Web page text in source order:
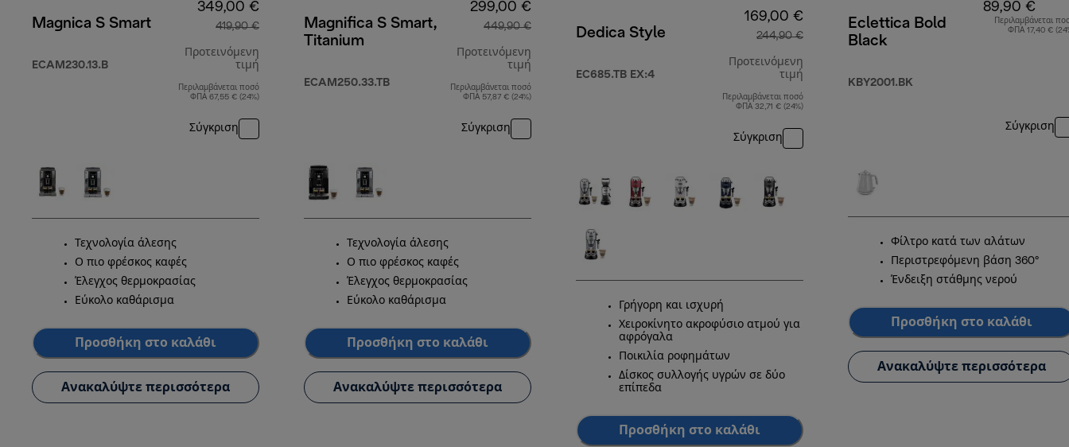
Magnica S Smart
ECAM230.13.B
349,00 €
419,90 €
Προτεινόμενη
τιμή
αρχική τιμή 419,90 €
Περιλαμβάνεται ποσό
ΦΠΑ 67,55 € (24%)
Σύγκριση
Τεχνολογία άλεσης
Ο πιο φρέσκος καφές
Έλεγχος θερμοκρασίας
Εύκολο καθάρισμα
Προσθήκη στο καλάθι
Ανακαλύψτε περισσότερα
Magnifica S Smart,
Titanium
ECAM250.33.TB
299,00 €
449,90 €
Προτεινόμενη
τιμή
αρχική τιμή 449,90 €
Περιλαμβάνεται ποσό
ΦΠΑ 57,87 € (24%)
Σύγκριση
Τεχνολογία άλεσης
Ο πιο φρέσκος καφές
Έλεγχος θερμοκρασίας
Εύκολο καθάρισμα
Προσθήκη στο καλάθι
Ανακαλύψτε περισσότερα
Dedica Style
EC685.TB EX:4
169,00 €
244,90 €
Προτεινόμενη
τιμή
αρχική τιμή 244,90 €
Περιλαμβάνεται ποσό
ΦΠΑ 32,71 € (24%)
Σύγκριση
Γρήγορη και ισχυρή
Χειροκίνητο ακροφύσιο ατμού για
αφρόγαλα
Ποικιλία ροφημάτων
Δίσκος συλλογής υγρών σε δύο
επίπεδα
Προσθήκη στο καλάθι
Eclettica Bold
Black
KBY2001.BK
89,90 €
Περιλαμβάνεται
ΦΠΑ 17,40 €
Σύγκριση
Φίλτρο κατά των αλάτων
Περιστρεφόμενη βάση 360°
Ένδειξη στάθμης νερού
Προσθήκη στο καλάθι
Ανακαλύψτε περισσότερα